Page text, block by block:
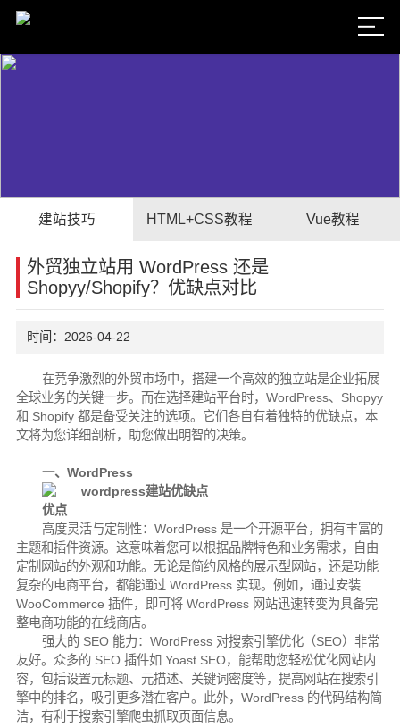
建站技巧 HTML+CSS教程 Vue教程
外贸独立站用 WordPress 还是
Shopyy/Shopify？优缺点对比
时间：2026-04-22
在竞争激烈的外贸市场中，搭建一个高效的独立站是企业拓展
全球业务的关键一步。而在选择建站平台时，WordPress、Shopyy
和 Shopify 都是备受关注的选项。它们各自有着独特的优缺点，本
文将为您详细剖析，助您做出明智的决策。
一、WordPress
优点
高度灵活与定制性：WordPress 是一个开源平台，拥有丰富的
主题和插件资源。这意味着您可以根据品牌特色和业务需求，自由
定制网站的外观和功能。无论是简约风格的展示型网站，还是功能
复杂的电商平台，都能通过 WordPress 实现。例如，通过安装
WooCommerce 插件，即可将 WordPress 网站迅速转变为具备完
整电商功能的在线商店。
强大的 SEO 能力：WordPress 对搜索引擎优化（SEO）非常
友好。众多的 SEO 插件如 Yoast SEO，能帮助您轻松优化网站内
容，包括设置元标题、元描述、关键词密度等，提高网站在搜索引
擎中的排名，吸引更多潜在客户。此外，WordPress 的代码结构简
洁，有利于搜索引擎爬虫抓取页面信息。